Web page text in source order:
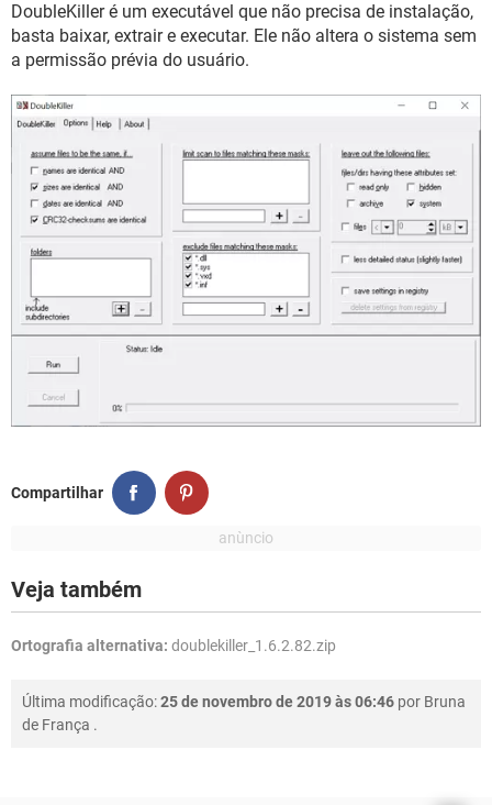
DoubleKiller é um executável que não precisa de instalação,
basta baixar, extrair e executar. Ele não altera o sistema sem
a permissão prévia do usuário.
Compartilhar
Veja também
Ortografia alternativa: doublekiller_1.6.2.82.zip
Última modificação:25 de novembro de 2019 às 06:46 por Bruna
de França .